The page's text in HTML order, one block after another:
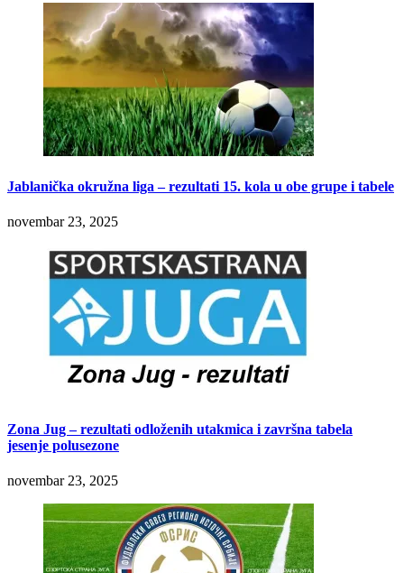
Jablanička okružna liga – rezultati 15. kola u obe grupe i tabele
novembar 23, 2025
Zona Jug – rezultati odloženih utakmica i završna tabela
jesenje polusezone
novembar 23, 2025